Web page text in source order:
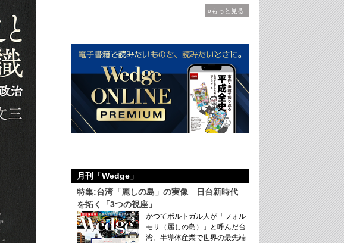
»もっと見る
月刊「Wedge」
特集:台湾「麗しの島」の実像 日台新時代
を拓く「3つの視座」
かつてポルトガル人が「フォル
モサ（麗しの島）」と呼んだ台
湾。半導体産業で世界の最先端